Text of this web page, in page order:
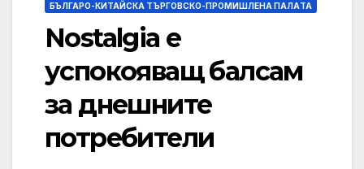
БЪЛГАРО-КИТАЙСКА ТЪРГОВСКО-ПРОМИШЛЕНА ПАЛAТА
Nostalgia е
успокояващ балсам
за днешните
потребители